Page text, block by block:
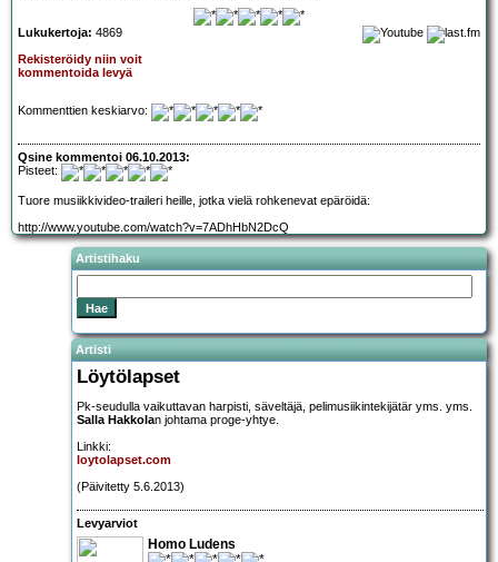
Lukukertoja: 4869
Rekisteröidy niin voit
kommentoida levyä
Kommenttien keskiarvo:
Qsine kommentoi 06.10.2013:
Pisteet:
Tuore musiikkivideo-traileri heille, jotka vielä rohkenevat epäröidä:
http://www.youtube.com/watch?v=7ADhHbN2DcQ
Artistihaku
Artisti
Löytölapset
Pk-seudulla vaikuttavan harpisti, säveltäjä, pelimusiikintekijätär yms. yms.
Salla Hakkolan johtama proge-yhtye.
Linkki:
loytolapset.com
(Päivitetty 5.6.2013)
Levyarviot
Homo Ludens